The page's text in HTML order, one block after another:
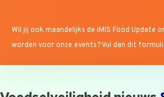
Wil jij ook maandelijks de iMIS Food Update
worden voor onze events? Vul dan dit